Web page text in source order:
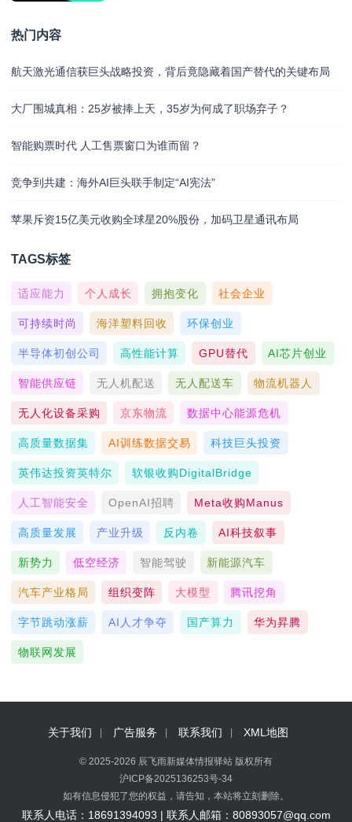
热门内容
航天激光通信获巨头战略投资，背后竟隐藏着国产替代的关键布局
大厂围城真相：25岁被捧上天，35岁为何成了职场弃子？
智能购票时代 人工售票窗口为谁而留？
竞争到共建：海外AI巨头联手制定“AI宪法”
苹果斥资15亿美元收购全球星20%股份，加码卫星通讯布局
TAGS标签
适应能力 个人成长 拥抱变化 社会企业
可持续时尚 海洋塑料回收 环保创业
半导体初创公司 高性能计算 GPU替代 AI芯片创业
智能供应链 无人机配送 无人配送车 物流机器人
无人化设备采购 京东物流 数据中心能源危机
高质量数据集 AI训练数据交易 科技巨头投资
英伟达投资英特尔 软银收购DigitalBridge
人工智能安全 OpenAI招聘 Meta收购Manus
高质量发展 产业升级 反内卷 AI科技叙事
新势力 低空经济 智能驾驶 新能源汽车
汽车产业格局 组织变阵 大模型 腾讯挖角
字节跳动涨薪 AI人才争夺 国产算力 华为昇腾
物联网发展
关于我们 广告服务 联系我们 XML地图
© 2025-2026 辰飞雨新媒体情报驿站 版权所有
沪ICP备2025136253号-34
如有信息侵犯了您的权益，请告知，本站将立刻删除。
联系人电话：18691394093 | 联系人邮箱：80893057@qq.com